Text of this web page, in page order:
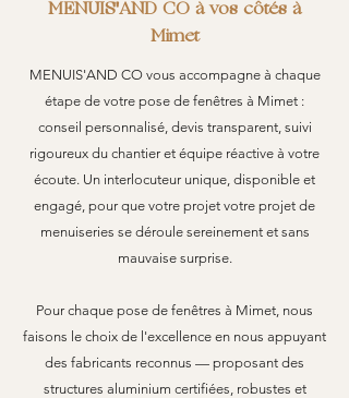
MENUIS'AND CO à vos côtés à
Mimet
MENUIS'AND CO vous accompagne à chaque
étape de votre pose de fenêtres à Mimet :
conseil personnalisé, devis transparent, suivi
rigoureux du chantier et équipe réactive à votre
écoute. Un interlocuteur unique, disponible et
engagé, pour que votre projet votre projet de
menuiseries se déroule sereinement et sans
mauvaise surprise.
Pour chaque pose de fenêtres à Mimet, nous
faisons le choix de l'excellence en nous appuyant
des fabricants reconnus — proposant des
structures aluminium certifiées, robustes et